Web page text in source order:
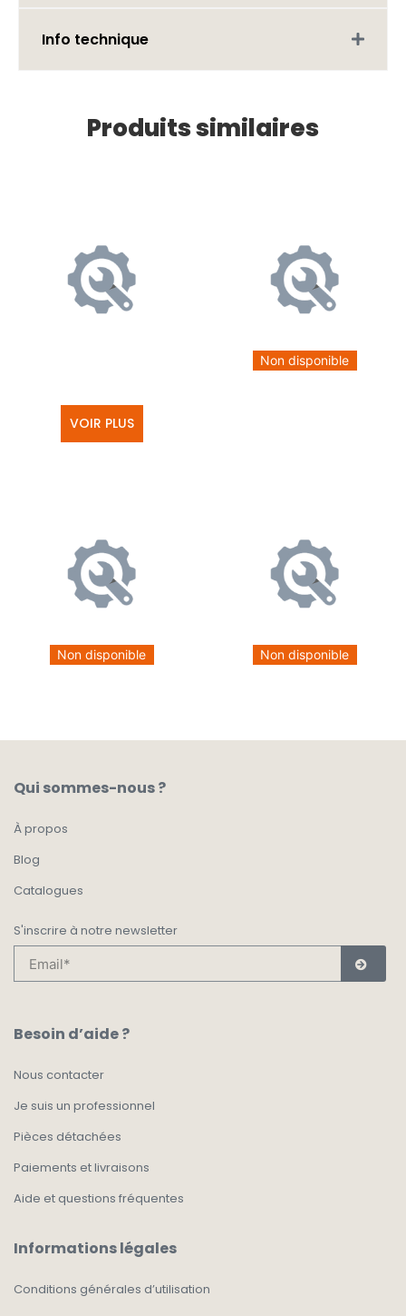
Info technique
Produits similaires
VOIR PLUS
Non disponible
Non disponible Non disponible
Qui sommes-nous ?
À propos
Blog
Catalogues
S'inscrire à notre newsletter
Besoin d’aide ?
Nous contacter
Je suis un professionnel
Pièces détachées
Paiements et livraisons
Aide et questions fréquentes
Informations légales
Conditions générales d’utilisation